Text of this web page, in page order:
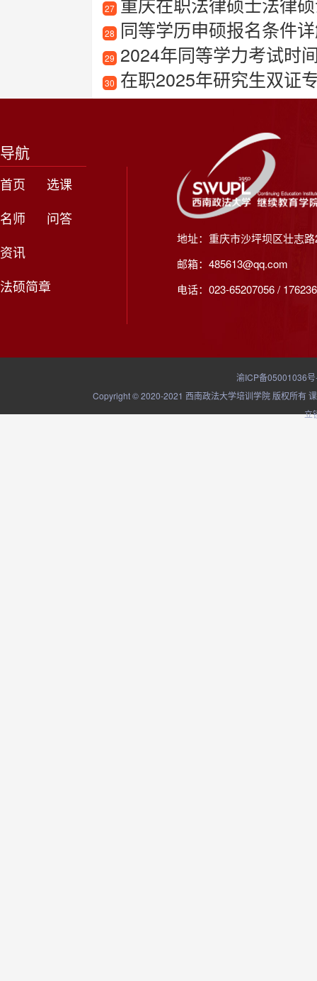
27
28 同等学历申硕报名条件
29 2024年同等学力考试时
30 在职2025年研究生双证
导航
首页
选课
名师
问答
资讯
法硕简章
地址：重庆市沙坪坝区壮志
邮箱：485613@qq.com
电话：023-65207056 /
渝ICP备05001036
Copyright © 2020-2021 西南政法大学培训学院 版权所有
立